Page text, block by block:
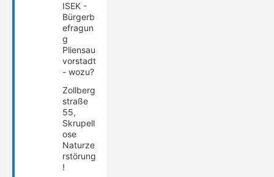
ISEK -
Bürgerb
efragun
g
Pliensau
vorstadt
- wozu?
Zollberg
straße
55,
Skrupell
ose
Naturze
rstörung
!